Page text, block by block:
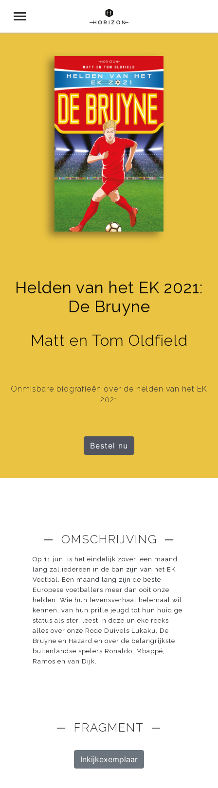
Helden van het EK 2021:
De Bruyne
Matt en Tom Oldfield
Onmisbare biografieën over de helden van het EK
2021
Bestel nu
─ OMSCHRIJVING ─
Op 11 juni is het eindelijk zover: een maand
lang zal iedereen in de ban zijn van het EK
Voetbal. Een maand lang zijn de beste
Europese voetballers meer dan ooit onze
helden. Wie hun levensverhaal helemaal wil
kennen, van hun prille jeugd tot hun huidige
status als ster, leest in deze unieke reeks
alles over onze Rode Duivels Lukaku, De
Bruyne en Hazard en over de belangrijkste
buitenlandse spelers Ronaldo, Mbappé,
Ramos en van Dijk.
─ FRAGMENT ─
Inkijkexemplaar